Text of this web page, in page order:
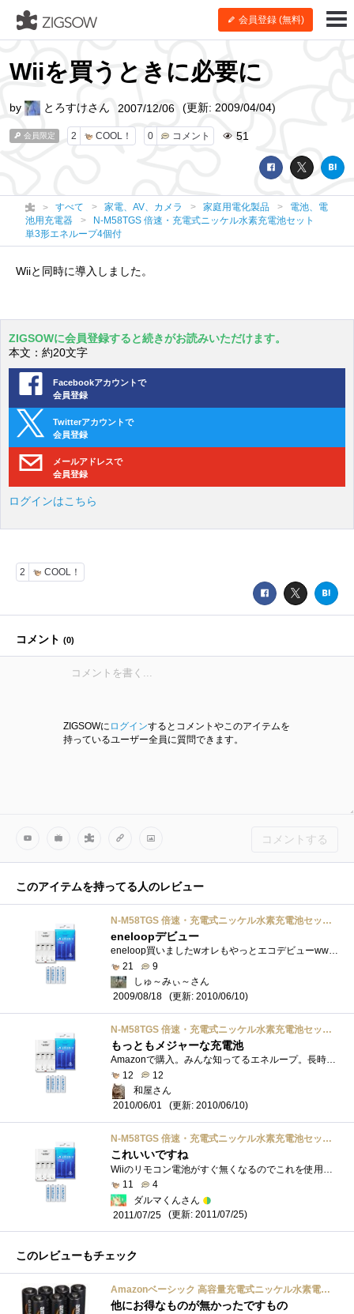
会員登録 (無料)
Wiiを買うときに必要に
会員限定 2 COOL！ 0 コメント 51
by とろすけさん 2007/12/06 (更新: 2009/04/04)
すべて 家電、AV、カメラ 家庭用電化製品
電池、電
池用充電器
N-M58TGS 倍速・充電式ニッケル水素充電池セット
単3形エネループ4個付
Wiiと同時に導入しました。
ZIGSOWに会員登録すると続きがお読みいただけます。
本文：約20文字
Facebookアカウントで
会員登録
Twitterアカウントで
会員登録
メールアドレスで
会員登録
ログインはこちら
2 COOL！
コメント (0)
ZIGSOWに ログインするとコメントやこのアイテムを
持っているユーザー全員に質問できます。
コメントする
このアイテムを持ってる人のレビュー
N-M58TGS 倍速・充電式ニッケル水素充電池セット 単3形エネループ4個付
eneloopデビュー
eneloop買いましたwオレもやっとエコデビューwww容量も大きいし長時間保ちそうです!!
21
9
しゅ～みぃ～さん
2009/08/18
(更新: 2010/06/10)
N-M58TGS 倍速・充電式ニッケル水素充電池セット 単3形エネループ4個付
もっともメジャーな充電池
Amazonで購入。みんな知ってるエネループ。長時間放置でも放電がほとんどされないという優れた電池。現行品なのに、電池4本付いてこの値段。Amaz...
12
12
和屋さん
2010/06/01
(更新: 2010/06/10)
N-M58TGS 倍速・充電式ニッケル水素充電池セット 単3形エネループ4個付
これいいですね
11
4
ダルマくんさん
2011/07/25
(更新: 2011/07/25)
このレビューもチェック
Amazonベーシック 高容量充電式ニッケル水素電池単3形8個パック(充電済み、最小容量 2400mAh、約500回使用可能)
他にお得なものが無かったですもの